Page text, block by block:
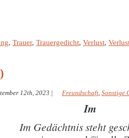
, Trauer, Trauergedicht, Verlust,
12th, 2023 | Freundschaft, Sonstige
Im
Im Gedächtnis steht